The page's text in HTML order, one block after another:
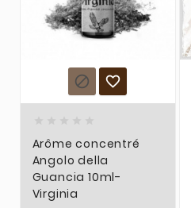
 
Arôme concentré
Angolo della
Guancia 10ml-
Virginia